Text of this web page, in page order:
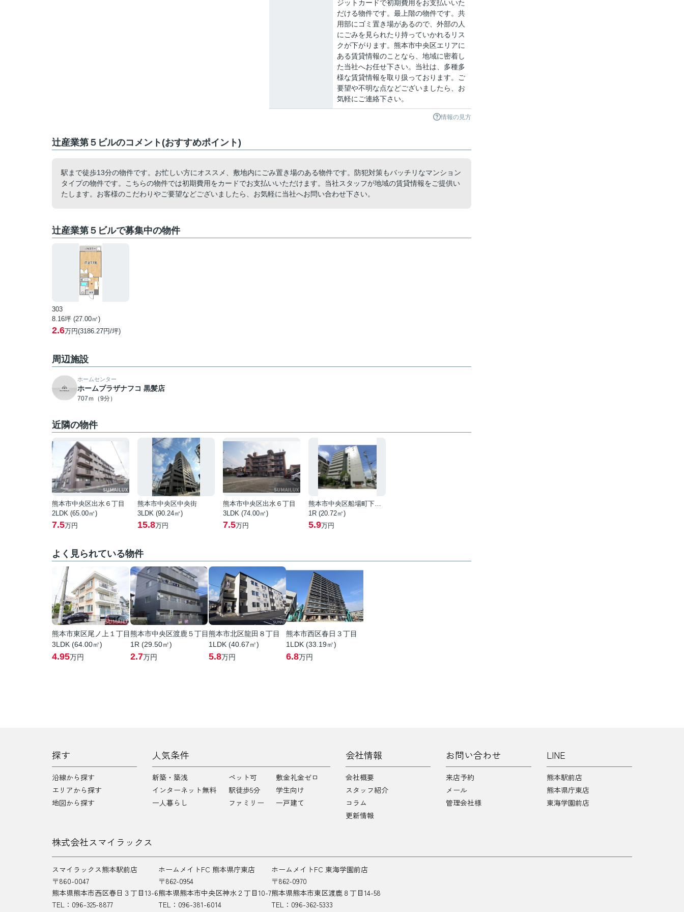
ジットカードで初期費用をお支払いいた
だける物件です。最上階の物件です。共
用部にゴミ置き場があるので、外部の人
にごみを見られたり持っていかれるリス
クが下がります。熊本市中央区エリアに
ある賃貸情報のことなら、地域に密着し
た当社へお任せ下さい。当社は、多種多
様な賃貸情報を取り扱っております。ご
要望や不明な点などございましたら、お
気軽にご連絡下さい。
情報の見方
辻産業第５ビルのコメント(おすすめポイント)
駅まで徒歩13分の物件です。お忙しい方にオススメ、敷地内にごみ置き場のある物件です。防犯対策もバッチリなマンション
タイプの物件です。こちらの物件では初期費用をカードでお支払いいただけます。当社スタッフが地域の賃貸情報をご提供い
たします。お客様のこだわりやご要望などございましたら、お気軽に当社へお問い合わせ下さい。
辻産業第５ビルで募集中の物件
303
8.16坪 (27.00㎡)
2.6万円(3186.27円/坪)
周辺施設
ホームセンター
ホームプラザナフコ 黒髪店
707ｍ（9分）
近隣の物件
熊本市中央区出水６丁目
2LDK (65.00㎡)
7.5万円
熊本市中央区中央街
3LDK (90.24㎡)
15.8万円
熊本市中央区出水６丁目
3LDK (74.00㎡)
7.5万円
熊本市中央区船場町下１丁目
1R (20.72㎡)
5.9万円
よく見られている物件
熊本市東区尾ノ上１丁目
3LDK (64.00㎡)
4.95万円
熊本市中央区渡鹿５丁目
1R (29.50㎡)
2.7万円
熊本市北区龍田８丁目
1LDK (40.67㎡)
5.8万円
熊本市西区春日３丁目
1LDK (33.19㎡)
6.8万円
探す
沿線から探す
エリアから探す
地図から探す
人気条件
新築・築浅 ペット可
敷金礼金ゼロ
インターネット無料
駅徒歩5分
学生向け
一人暮らし
ファミリー 一戸建て
会社情報
会社概要
スタッフ紹介
コラム
更新情報
お問い合わせ
来店予約
メール
管理会社様
LINE
熊本駅前店
熊本県庁東店
東海学園前店
株式会社スマイラックス
スマイラックス熊本駅前店
〒860-0047
熊本県熊本市西区春日３丁目13-6
TEL：096-325-8877
ホームメイトFC 熊本県庁東店
〒862-0954
熊本県熊本市中央区神水２丁目10-7
TEL：096-381-6014
ホームメイトFC 東海学園前店
〒862-0970
熊本県熊本市東区渡鹿８丁目14-58
TEL：096-362-5333